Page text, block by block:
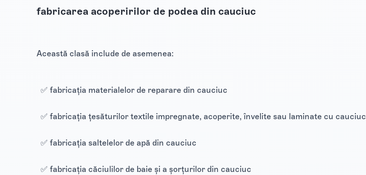
fabricarea acoperirilor de podea din cauciuc
Această clasă include de asemenea:
✅ fabricația materialelor de reparare din cauciuc
✅ fabricația țesăturilor textile impregnate, acoperite, învelite sau laminate cu cauciuc
✅ fabricația saltelelor de apă din cauciuc
✅ fabricația căciulilor de baie și a șorțurilor din cauciuc